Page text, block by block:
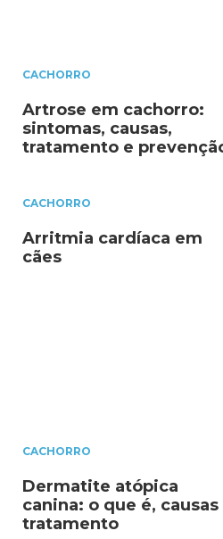
CACHORRO
Artrose em cachorro:
sintomas, causas,
tratamento e
CACHORRO
Arritmia cardíaca em
cães
CACHORRO
Dermatite atópica
canina: o que é, causas
tratamento